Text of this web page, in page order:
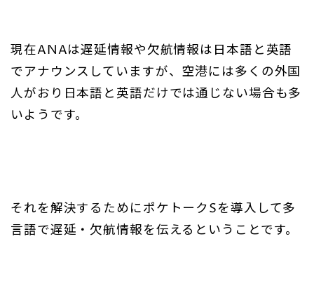
現在ANAは遅延情報や欠航情報は日本語と英語
でアナウンスしていますが、空港には多くの外国
人がおり日本語と英語だけでは通じない場合も多
いようです。
それを解決するためにポケトークSを導入して多
言語で遅延・欠航情報を伝えるということです。